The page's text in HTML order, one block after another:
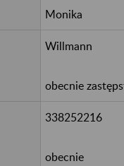
Monika
Willmann
obecnie
338252216
obecnie